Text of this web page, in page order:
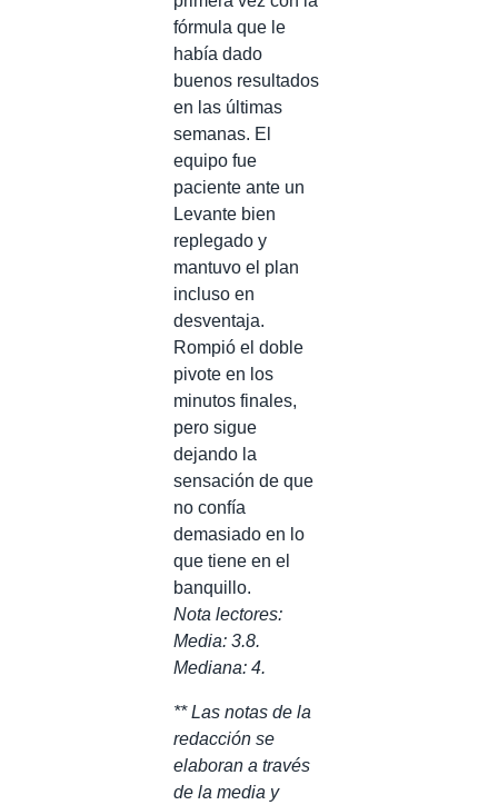
fórmula que le
había dado
buenos resultados
en las últimas
semanas. El
equipo fue
paciente ante un
Levante bien
replegado y
mantuvo el plan
incluso en
desventaja.
Rompió el doble
pivote en los
minutos finales,
pero sigue
dejando la
sensación de que
no confía
demasiado en lo
que tiene en el
banquillo.
Nota lectores:
Media: 3.8.
Mediana: 4.
** Las notas de la
redacción se
elaboran a través
de la media y